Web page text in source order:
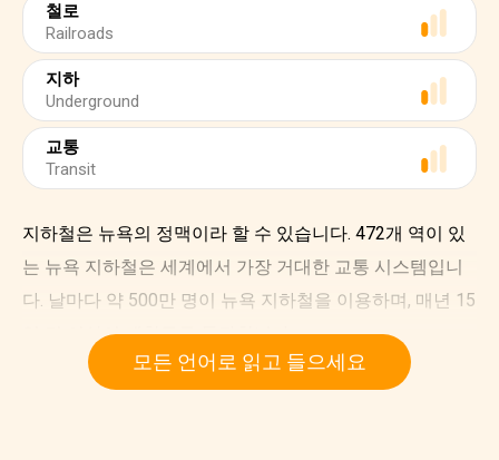
철로
Railroads
지하
Underground
교통
Transit
지하철은 뉴욕의 정맥이라 할 수 있습니다. 472개 역이 있
는 뉴욕 지하철은 세계에서 가장 거대한 교통 시스템입니
다. 날마다 약 500만 명이 뉴욕 지하철을 이용하며, 매년 15
억 명 이상이 개찰구를 통과합니다.
뉴욕 지하철을 모두 이으면 뉴욕에서 시카고까지 연결할
모든 언어로 읽고 들으세요